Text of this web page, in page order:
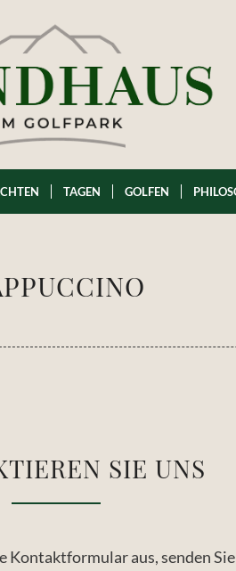
TAGEN GOLFEN
SIE UNS
Kontaktformular aus, senden